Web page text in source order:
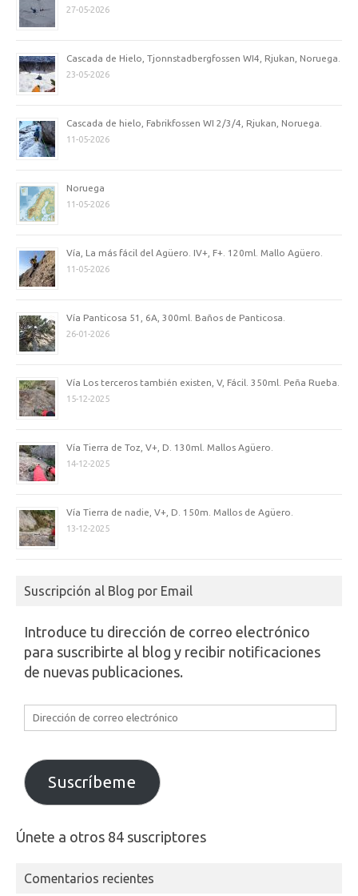
27-05-2026
Cascada de Hielo, Tjonnstadbergfossen WI4, Rjukan, Noruega.
23-05-2026
Cascada de hielo, Fabrikfossen WI 2/3/4, Rjukan, Noruega.
11-05-2026
Noruega
11-05-2026
Vía, La más fácil del Agüero. IV+, F+. 120ml. Mallo Agüero.
11-05-2026
Vía Panticosa 51, 6A, 300ml. Baños de Panticosa.
26-01-2026
Vía Los terceros también existen, V, Fácil. 350ml. Peña Rueba.
15-12-2025
Vía Tierra de Toz, V+, D. 130ml. Mallos Agüero.
14-12-2025
Vía Tierra de nadie, V+, D. 150m. Mallos de Agüero.
13-12-2025
Suscripción al Blog por Email
Introduce tu dirección de correo electrónico
para suscribirte al blog y recibir notificaciones
de nuevas publicaciones.
Dirección
de
electrónico
Suscríbeme
Únete a otros 84 suscriptores
Comentarios recientes